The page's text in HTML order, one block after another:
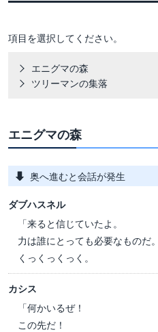
項目を選択してください。
エニグマの森
ツリーマンの集落
エニグマの森
奥へ進むと会話が発生
ダブハスネル
「来ると信じていたよ。
力は誰にとっても必要なものだ。
くっくっくっく。
カシス
「何かいるぜ！
この先だ！